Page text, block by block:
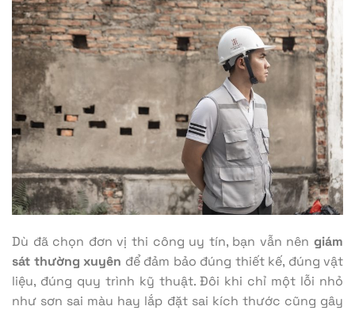
Dù đã chọn đơn vị thi công uy tín, bạn vẫn nên giám
sát thường xuyên để đảm bảo đúng thiết kế, đúng vật
liệu, đúng quy trình kỹ thuật. Đôi khi chỉ một lỗi nhỏ
như sơn sai màu hay lắp đặt sai kích thước cũng gây